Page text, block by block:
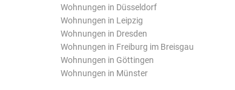
Wohnungen in Düsseldorf
Wohnungen in Leipzig
Wohnungen in Dresden
Wohnungen in Freiburg im Breisgau
Wohnungen in Göttingen
Wohnungen in Münster